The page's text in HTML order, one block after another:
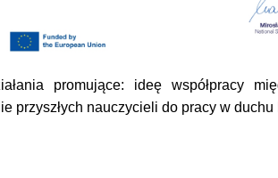
promujące: ideę współpracy
nauczycieli do pracy w duchu